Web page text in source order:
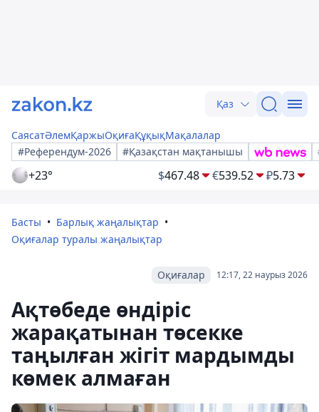
Қаз
СаясатӘлемҚаржыОқиғаҚұқықМақалалар
#Референдум-2026
#Қазақстан мақтанышы
+23° $467.48 €539.52 ₽5.73
Басты
Барлық жаңалықтар
Оқиғалар туралы жаңалықтар
12:17, 22 наурыз 2026
Оқиғалар
Ақтөбеде өндіріс
жарақатынан төсекке
таңылған жігіт мардымды
көмек алмаған